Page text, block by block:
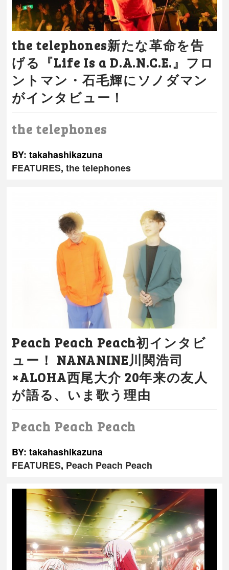
the telephones新たな革命を告
げる『Life Is a D.A.N.C.E.』フロ
ントマン・石毛輝にソノダマン
がインタビュー！
the telephones
BY: takahashikazuna
FEATURES,the telephones
Peach Peach Peach初インタビ
ュー！ NANANINE川関浩司
×ALOHA西尾大介 20年来の友人
が語る、いま歌う理由
Peach Peach Peach
BY: takahashikazuna
FEATURES, Peach Peach Peach